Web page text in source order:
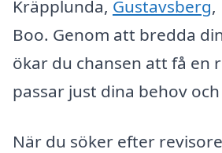
Kräpplunda, Gustavsberg,
Boo. Genom att bredda
ökar du chansen att få en
passar just dina behov
När du söker efter